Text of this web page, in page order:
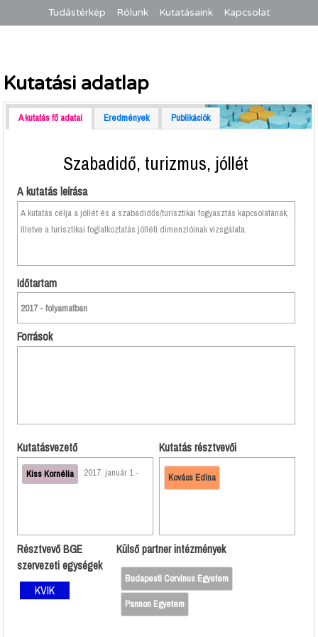
Tudástérkép Rólunk Kutatásaink Kapcsolat
Kutatási adatlap
A kutatás fő adatai Eredmények Publikációk
Szabadidő, turizmus, jóllét
A kutatás leírása
A kutatás célja a jóllét és a szabadidős/turisztikai fogyasztás kapcsolatának,
illetve a turisztikai foglalkoztatás jólléti dimenzióinak vizsgálata.
Időtartam
2017 - folyamatban
Források
Kutatásvezető
Kiss Kornélia 2017. január 1 -
Kutatás résztvevői
Kovács Edina
Résztvevő BGE
szervezeti egységek
KVIK
Külső partner intézmények
Budapesti Corvinus Egyetem
Pannon Egyetem